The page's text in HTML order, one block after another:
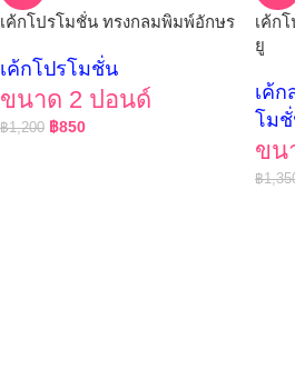
เค้กโปรโมชั่น ทรงกลมพิมพ์อักษร
เค้กโปรโมชั่น
ขนาด 2 ปอนด์
฿1,200 ฿850
เค้ก
ยู
เค้
โม
ขน
฿